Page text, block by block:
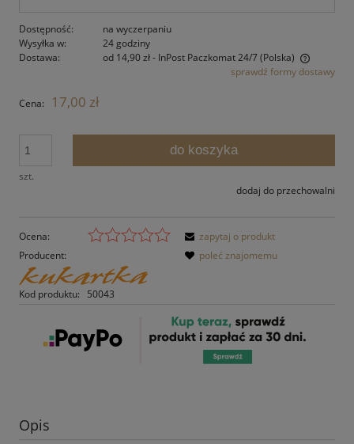
Dostępność:
na wyczerpaniu
Wysyłka w:
24 godziny
Dostawa:
od 14,90 zł- InPost Paczkomat 24/7(Polska)
Cena nie zawiera ewentualnych kosztów płatnościsprawdź formy dostawy
Cena: 17,00 zł
szt.
do koszyka
dodaj do przechowalni
Ocena:
Producent:
Kod produktu: 50043
zapytaj o produkt
poleć znajomemu
Opis